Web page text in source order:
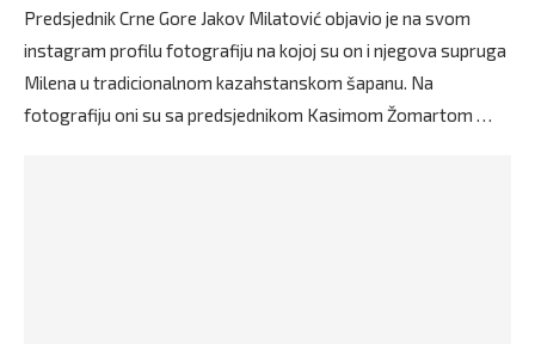
Predsjednik Crne Gore Jakov Milatović objavio je na svom
instagram profilu fotografiju na kojoj su on i njegova supruga
Milena u tradicionalnom kazahstanskom šapanu. Na
fotografiju oni su sa predsjednikom Kasimom Žomartom …